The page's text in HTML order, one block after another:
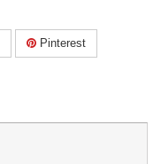
Pinterest